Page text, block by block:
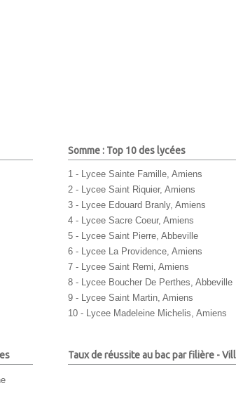
Somme : Top 10 des lycées
1 - Lycee Sainte Famille, Amiens
2 - Lycee Saint Riquier, Amiens
3 - Lycee Edouard Branly, Amiens
4 - Lycee Sacre Coeur, Amiens
5 - Lycee Saint Pierre, Abbeville
6 - Lycee La Providence, Amiens
7 - Lycee Saint Remi, Amiens
8 - Lycee Boucher De Perthes, Abbeville
9 - Lycee Saint Martin, Amiens
10 - Lycee Madeleine Michelis, Amiens
Taux de réussite au bac par filière -